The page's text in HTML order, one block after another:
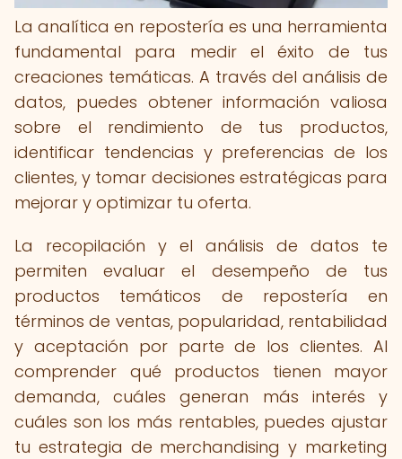
La analítica en repostería es una herramienta
fundamental para medir el éxito de tus
creaciones temáticas. A través del análisis de
datos, puedes obtener información valiosa
sobre el rendimiento de tus productos,
identificar tendencias y preferencias de los
clientes, y tomar decisiones estratégicas para
mejorar y optimizar tu oferta.
La recopilación y el análisis de datos te
permiten evaluar el desempeño de tus
productos temáticos de repostería en
términos de ventas, popularidad, rentabilidad
y aceptación por parte de los clientes. Al
comprender qué productos tienen mayor
demanda, cuáles generan más interés y
cuáles son los más rentables, puedes ajustar
tu estrategia de merchandising y marketing